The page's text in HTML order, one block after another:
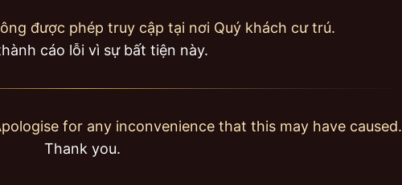
được phép truy cập tại nơi Quý khách cư trú.
cáo lỗi vì sự bất tiện này.
for any inconvenience that this may have caused.
Thank you.